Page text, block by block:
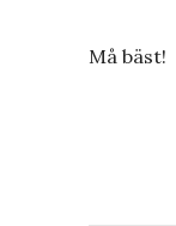
Må bäst!